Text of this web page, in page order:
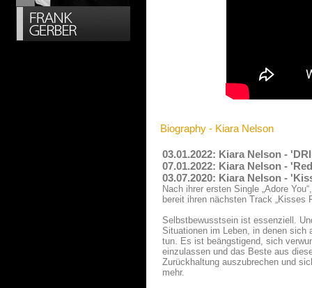
Biography - Kiara Nelson
03.01.2022: Kiara Nelson -
07.01.2022: Kiara Nelson -
03.07.2020: Kiara Nelson -
Nach ihrer ersten Single „Adore
bereit ihren nächsten Track „Kisses
Selbstbewusstsein ist essenziell.
Situationen im Leben, in denen
tun. Es ist beängstigend, sich
einzulassen und das Beste aus
Zurückhaltung auszubrechen und
mehr.